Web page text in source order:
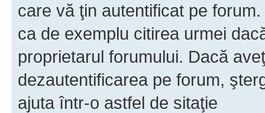
care vă ţin autentificat pe
ca de exemplu citirea urmei
proprietarul forumului. Dacă
dezautentificarea pe forum,
ajuta într-o astfel de sitaţie